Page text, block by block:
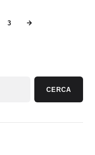
3
CERCA